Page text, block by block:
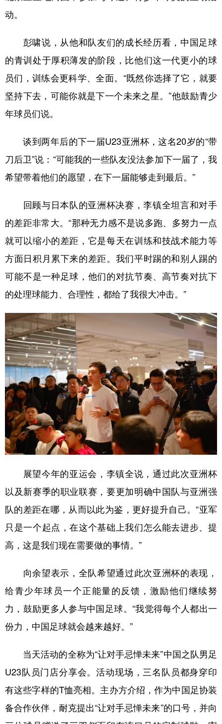
浙江 安徽 福建 江西
山东 河南 湖北 湖南
广东 广西 海南 重庆
四川 贵州 云南 西藏
新疆 内蒙古 黑龙江
多语种频道
English Español Français عربى
Русский язык 日本語 한국어
Deutsch Português
动。
彭啸说，从他和队友们的成长经历看，中国足球
的青训处于厚积薄发的阶段，比他们这一代更小的球
员们，训练会更科学、全面。“既然你选择了它，就要
坚持下去，可能你就是下一个未来之星。”他鼓励青少
年球员们说。
谈到两年后的下一届U23亚洲杯，这名20岁的“带
刀后卫”说：“可能我的一些队友没法参加下一届了，我
希望带着他们的愿望，在下一届能够走到最后。”
回顾与日本队的亚洲杯决赛，李镇全坦言和对手
的差距非常大。“那种无力感不是说多跑、多努力一点
就可以缩小的差距，它是每天在训练和技战术能力等
方面日积月累下来的差距。我们平时踢的和别人踢的
可能不是一种足球，他们的对抗节奏、高节奏对抗下
的处理球能力、合理性，都给了我很大冲击。”
展望今年的亚运会，李镇全说，通过此次亚洲杯
以及新赛季的职业联赛，要更加明确中国队与亚洲强
队的差距在哪，从而以此为鉴，更好提升自己。“亚军
只是一个起点，在这个基础上我们怎么能去进步、提
高，这是我们现在需要做的事情。”
向余望表示，全队希望通过此次亚洲杯的表现，
给青少年球员一个正能量的反馈，激励他们继续努
力，鼓励更多人参与中国足球。“我觉得每个人都出一
份力，中国足球就会越来越好。”
当天活动的全称为“让对手忌惮未来”中国之队男足
U23队员门店分享会。活动现场，三名队员都身穿印
有这些字样的T恤亮相。主办方介绍，作为中国足协装
备合作伙伴，耐克提出“让对手忌惮未来”的口号，并向